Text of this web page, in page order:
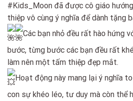
#Kids_Moon đã được cô giáo
thiệp vô cùng ý nghĩa để dành tặng
Các bạn nhỏ đều rất hào hứng
bước, từng bước các bạn đều rất
làm nên một tấm thiệp đẹp mắt.
Hoạt động này mang lại ý nghĩa
con sự khéo léo, tư duy mà còn thể